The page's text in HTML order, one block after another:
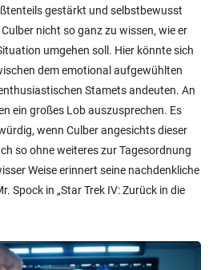
gestärkt und selbstbewusst
nicht so ganz zu wissen, wie er
umgehen soll. Hier könnte sich
dem emotional aufgewühlten
Stamets andeuten. An
ein großes Lob auszusprechen. Es
wenn Culber angesichts dieser
so ohne weiteres zur Tagesordnung
Weise erinnert seine nachdenkliche
Spock in „Star Trek IV: Zurück in die